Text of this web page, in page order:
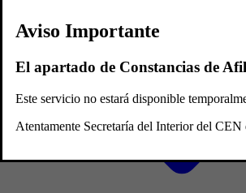
Aviso Importante
El apartado de Constancias de
Este servicio no estará disponible
Atentamente Secretaría del Interior del CEN